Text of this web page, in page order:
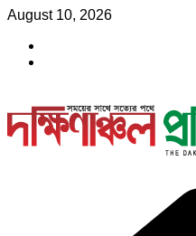
Skip
content
August 10, 2026